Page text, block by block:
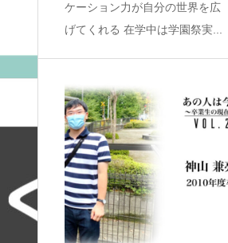
ケーション力が自分の世界を広
げてくれる 在学中は学園祭実...